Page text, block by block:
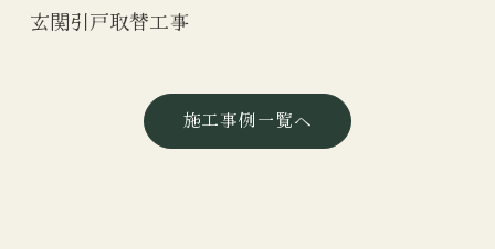
玄関引戸取替工事
施工事例一覧へ